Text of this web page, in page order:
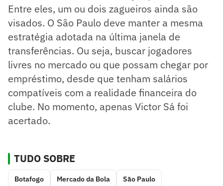
Entre eles, um ou dois zagueiros ainda são
visados. O São Paulo deve manter a mesma
estratégia adotada na última janela de
transferências. Ou seja, buscar jogadores
livres no mercado ou que possam chegar por
empréstimo, desde que tenham salários
compatíveis com a realidade financeira do
clube. No momento, apenas Victor Sá foi
acertado.
TUDO SOBRE
Botafogo Mercado da Bola São Paulo